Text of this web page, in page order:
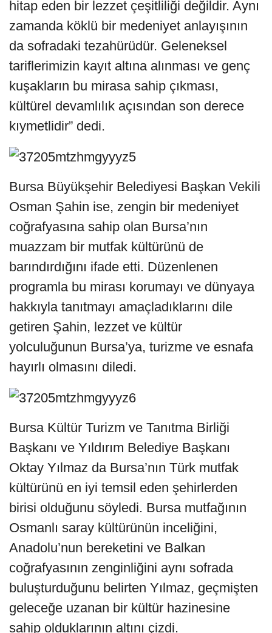
hitap eden bir lezzet çeşitliliği değildir. Aynı
zamanda köklü bir medeniyet anlayışının
da sofradaki tezahürüdür. Geleneksel
tariflerimizin kayıt altına alınması ve genç
kuşakların bu mirasa sahip çıkması,
kültürel devamlılık açısından son derece
kıymetlidir” dedi.
Bursa Büyükşehir Belediyesi Başkan Vekili
Osman Şahin ise, zengin bir medeniyet
coğrafyasına sahip olan Bursa’nın
muazzam bir mutfak kültürünü de
barındırdığını ifade etti. Düzenlenen
programla bu mirası korumayı ve dünyaya
hakkıyla tanıtmayı amaçladıklarını dile
getiren Şahin, lezzet ve kültür
yolculuğunun Bursa’ya, turizme ve esnafa
hayırlı olmasını diledi.
Bursa Kültür Turizm ve Tanıtma Birliği
Başkanı ve Yıldırım Belediye Başkanı
Oktay Yılmaz da Bursa’nın Türk mutfak
kültürünü en iyi temsil eden şehirlerden
birisi olduğunu söyledi. Bursa mutfağının
Osmanlı saray kültürünün inceliğini,
Anadolu’nun bereketini ve Balkan
coğrafyasının zenginliğini aynı sofrada
buluşturduğunu belirten Yılmaz, geçmişten
geleceğe uzanan bir kültür hazinesine
sahip olduklarının altını çizdi.